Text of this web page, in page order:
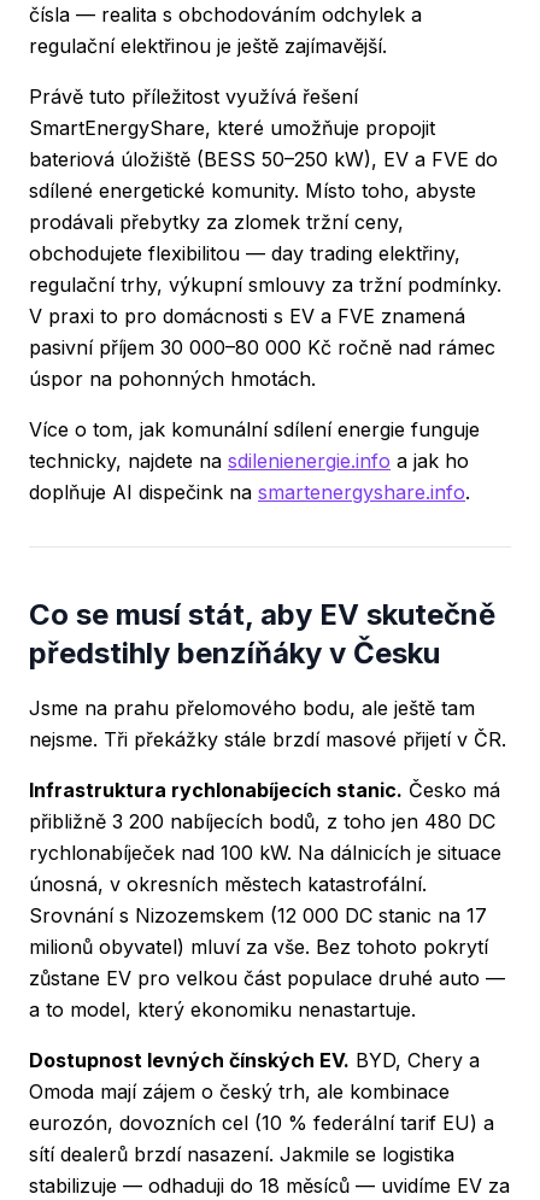
čísla — realita s obchodováním odchylek a
regulační elektřinou je ještě zajímavější.
Právě tuto příležitost využívá řešení
SmartEnergyShare, které umožňuje propojit
bateriová úložiště (BESS 50–250 kW), EV a FVE do
sdílené energetické komunity. Místo toho, abyste
prodávali přebytky za zlomek tržní ceny,
obchodujete flexibilitou — day trading elektřiny,
regulační trhy, výkupní smlouvy za tržní podmínky.
V praxi to pro domácnosti s EV a FVE znamená
pasivní příjem 30 000–80 000 Kč ročně nad rámec
úspor na pohonných hmotách.
Více o tom, jak komunální sdílení energie funguje
technicky, najdete na sdilenienergie.info a jak ho
doplňuje AI dispečink na smartenergyshare.info.
Co se musí stát, aby EV skutečně
předstihly benzíňáky v Česku
Jsme na prahu přelomového bodu, ale ještě tam
nejsme. Tři překážky stále brzdí masové přijetí v ČR.
Infrastruktura rychlonabíjecích stanic. Česko má
přibližně 3 200 nabíjecích bodů, z toho jen 480 DC
rychlonabíječek nad 100 kW. Na dálnicích je situace
únosná, v okresních městech katastrofální.
Srovnání s Nizozemskem (12 000 DC stanic na 17
milionů obyvatel) mluví za vše. Bez tohoto pokrytí
zůstane EV pro velkou část populace druhé auto —
a to model, který ekonomiku nenastartuje.
Dostupnost levných čínských EV. BYD, Chery a
Omoda mají zájem o český trh, ale kombinace
eurozón, dovozních cel (10 % federální tarif EU) a
sítí dealerů brzdí nasazení. Jakmile se logistika
stabilizuje — odhaduji do 18 měsíců — uvidíme EV za